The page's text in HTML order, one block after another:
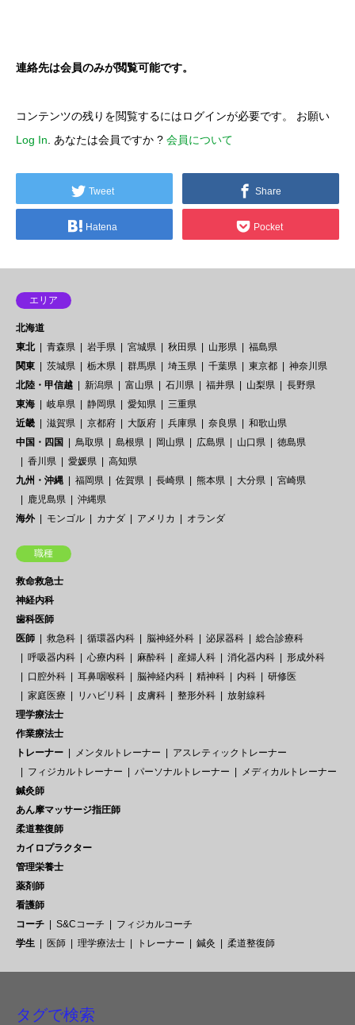
連絡先は会員のみが閲覧可能です。
コンテンツの残りを閲覧するにはログインが必要です。 お願い
Log In . あなたは会員ですか ? 会員について
Tweet Share
Hatena Pocket
エリア
北海道
東北
青森県 岩手県 宮城県 秋田県 山形県
福島県
関東
茨城県 栃木県 群馬県 埼玉県 千葉県 東京都
神奈川県
北陸・甲信越
新潟県 富山県 石川県 福井県 山梨県
長野県
東海
岐阜県 静岡県 愛知県
三重県
近畿
滋賀県 京都府 大阪府 兵庫県 奈良県
和歌山県
中国・四国
鳥取県 島根県 岡山県 広島県 山口県
徳島県
香川県
愛媛県
高知県
九州・沖縄
福岡県 佐賀県 長崎県 熊本県 大分県
宮崎県
鹿児島県
沖縄県
海外
モンゴル カナダ アメリカ オランダ
職種
救命救急士
神経内科
歯科医師
医師
救急科 循環器内科 脳神経外科 泌尿器科
総合診療科
呼吸器内科
心療内科 麻酔科 産婦人科 消化器内科
形成外科
口腔外科
耳鼻咽喉科 脳神経内科 精神科 内科
研修医
家庭医療
リハビリ科 皮膚科 整形外科
放射線科
理学療法士
作業療法士
トレーナー
メンタルトレーナー
アスレティックトレーナー
フィジカルトレーナー
パーソナルトレーナー
メディカルトレーナー
鍼灸師
あん摩マッサージ指圧師
柔道整復師
カイロプラクター
管理栄養士
薬剤師
看護師
コーチ
S&Cコーチ
フィジカルコーチ
学生
医師 理学療法士 トレーナー 鍼灸 柔道整復師
タグで検索